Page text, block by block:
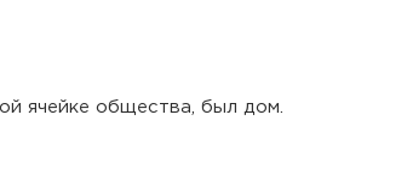
ячейке общества, был дом.